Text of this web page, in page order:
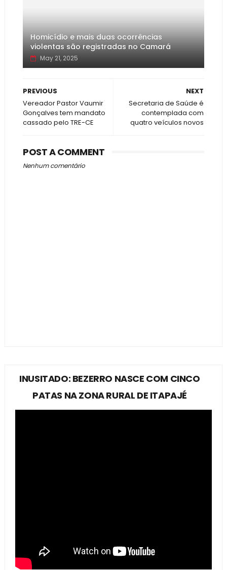
Homicídio e mais duas ocorrências
violentas são registradas no Camará
May 21, 2025
NEXT
Secretaria de Saúde é
contemplada com
quatro veículos novos
PREVIOUS
Vereador Pastor Vaumir
Gonçalves tem mandato
cassado pelo TRE-CE
POST A COMMENT
Nenhum comentário
INUSITADO: BEZERRO NASCE COM CINCO
PATAS NA ZONA RURAL DE ITAPAJÉ